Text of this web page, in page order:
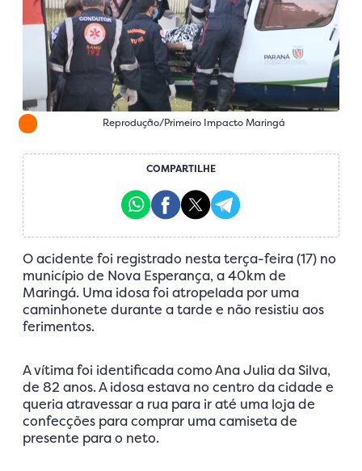
Reprodução/Primeiro Impacto Maringá
COMPARTILHE
O acidente foi registrado nesta terça-feira (17) no
município de Nova Esperança, a 40km de
Maringá. Uma idosa foi atropelada por uma
caminhonete durante a tarde e não resistiu aos
ferimentos.
A vítima foi identificada como Ana Julia da Silva,
de 82 anos. A idosa estava no centro da cidade e
queria atravessar a rua para ir até uma loja de
confecções para comprar uma camiseta de
presente para o neto.